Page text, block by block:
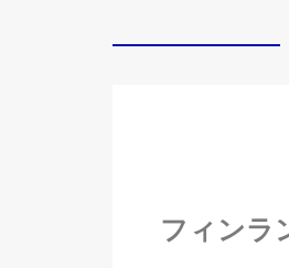
フィンラ